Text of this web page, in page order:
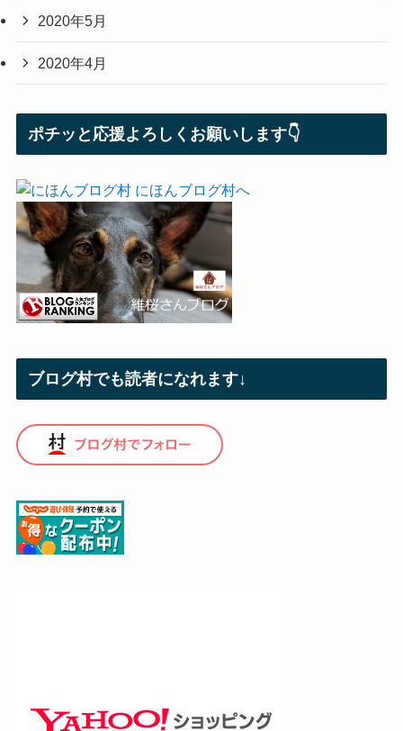
2020年5月
2020年4月
ポチッと応援よろしくお願いします👇
ブログ村でも読者になれます↓